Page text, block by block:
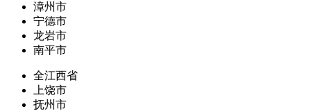
漳州市
宁德市
龙岩市
南平市
全江西省
上饶市
抚州市